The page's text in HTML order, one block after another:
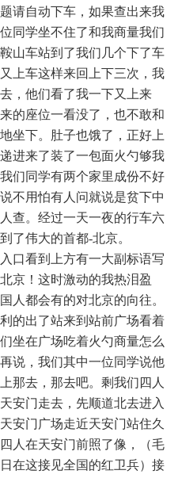
请自动下车，如果查出来我
同学坐不住了和我商量我们
山车站到了我们几个下了车
上车这样来回上下三次，我
，他们看了我一下又上来
的座位一看没了，也不敢和
坐下。肚子也饿了，正好上
进来了装了一包面火勺够我
们同学有两个家里成份不好
不用怕有人问就说是贫下中
查。经过一天一夜的行车六
了伟大的首都-北京。
口看到上方有一大副标语写
京！这时激动的我热泪盈
人都会有的对北京的向往。
的出了站来到站前广场看着
坐在广场吃着火勺商量怎么
说，我们其中一位同学说他
那去，那去吧。剩我们四人
安门走去，先顺道北去进入
安门广场走近天安门站住久
人在天安门前照了像，（毛
在这接见全国的红卫兵）接